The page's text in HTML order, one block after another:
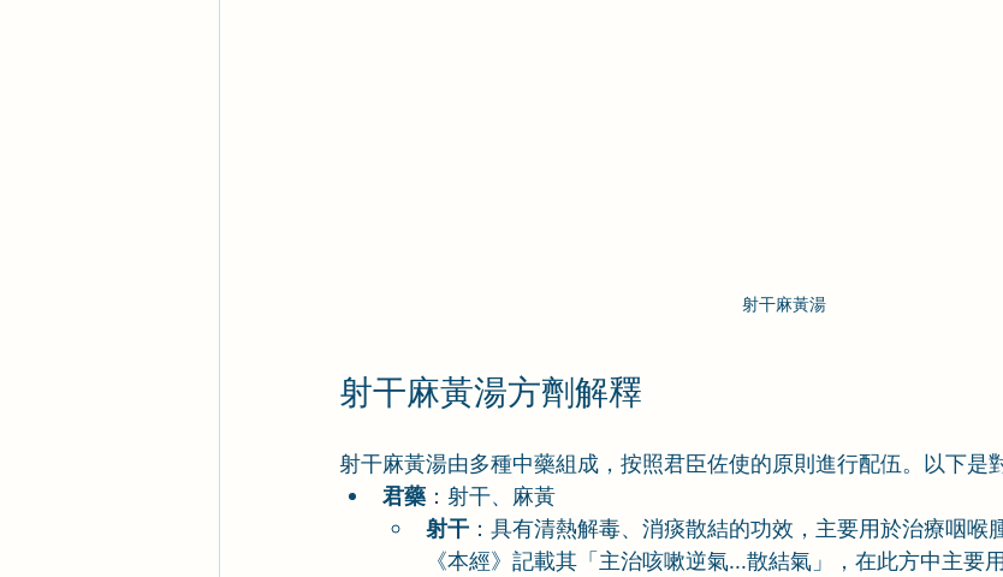
射干麻黃湯
射干麻黃湯方劑解釋
射干麻黃湯由多種中藥組成，按照君臣佐使的原則進行配伍。以下是
君藥 ：射干、麻黃
射干 ：具有清熱解毒、消痰散結的功效，主要用於治療咽喉
《本經》記載其「主治咳嗽逆氣...散結氣」，在此方中主要